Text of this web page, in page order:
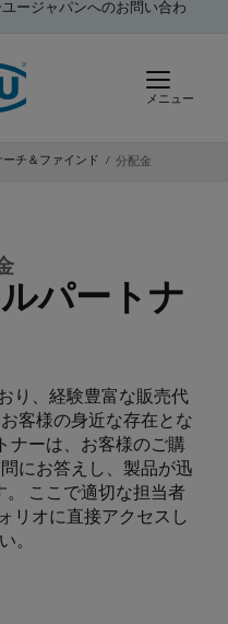
ージャパンへのお問い合わ
メニュー
ーチ＆ファインド 分配金
パートナ
り、経験豊富な販売代
客様の身近な存在とな
ナーは、お客様のご購
にお答えし、製品が迅
。 ここで適切な担当者
リオに直接アクセスし
。